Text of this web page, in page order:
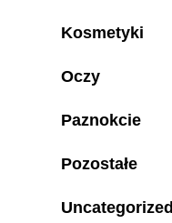
Kosmetyki
Oczy
Paznokcie
Pozostałe
Uncategorized